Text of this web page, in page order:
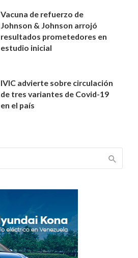
Vacuna de refuerzo de
Johnson & Johnson arrojó
resultados prometedores en
estudio inicial
IVIC advierte sobre circulación
de tres variantes de Covid-19
en el país